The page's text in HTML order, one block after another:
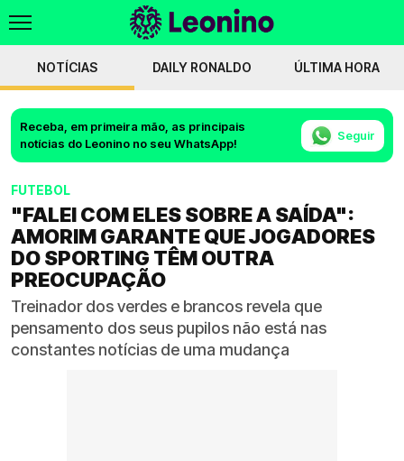
NOTÍCIAS DAILY RONALDO ÚLTIMA HORA
Receba, em primeira mão, as principais
notícias do Leonino no seu WhatsApp!
Seguir
FUTEBOL
"FALEI COM ELES SOBRE A SAÍDA":
AMORIM GARANTE QUE JOGADORES
DO SPORTING TÊM OUTRA
PREOCUPAÇÃO
Treinador dos verdes e brancos revela que
pensamento dos seus pupilos não está nas
constantes notícias de uma mudança